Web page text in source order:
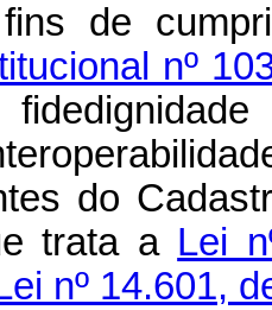
de
nº
do
trata a Lei
nº 14.601,